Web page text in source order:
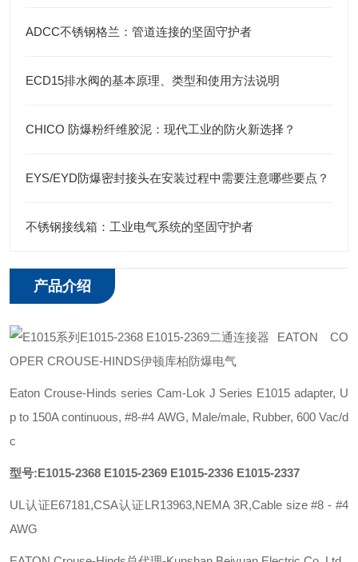
ADCC不锈钢格兰：管道连接的坚固守护者
ECD15排水阀的基本原理、类型和使用方法说明
CHICO 防爆粉纤维胶泥：现代工业的防火新选择？
EYS/EYD防爆密封接头在安装过程中需要注意哪些要点？
不锈钢接线箱：工业电气系统的坚固守护者
产品介绍
EATON CO
OPER CROUSE-HINDS伊顿库柏防爆电气
Eaton Crouse-Hinds series Cam-Lok J Series E1015 adapter, U
p to 150A continuous, #8-#4 AWG, Male/male, Rubber, 600 Vac/d
c
型号:E1015-2368 E1015-2369 E1015-2336 E1015-2337
UL认证E67181,CSA认证LR13963,NEMA 3R,Cable size #8 - #4
AWG